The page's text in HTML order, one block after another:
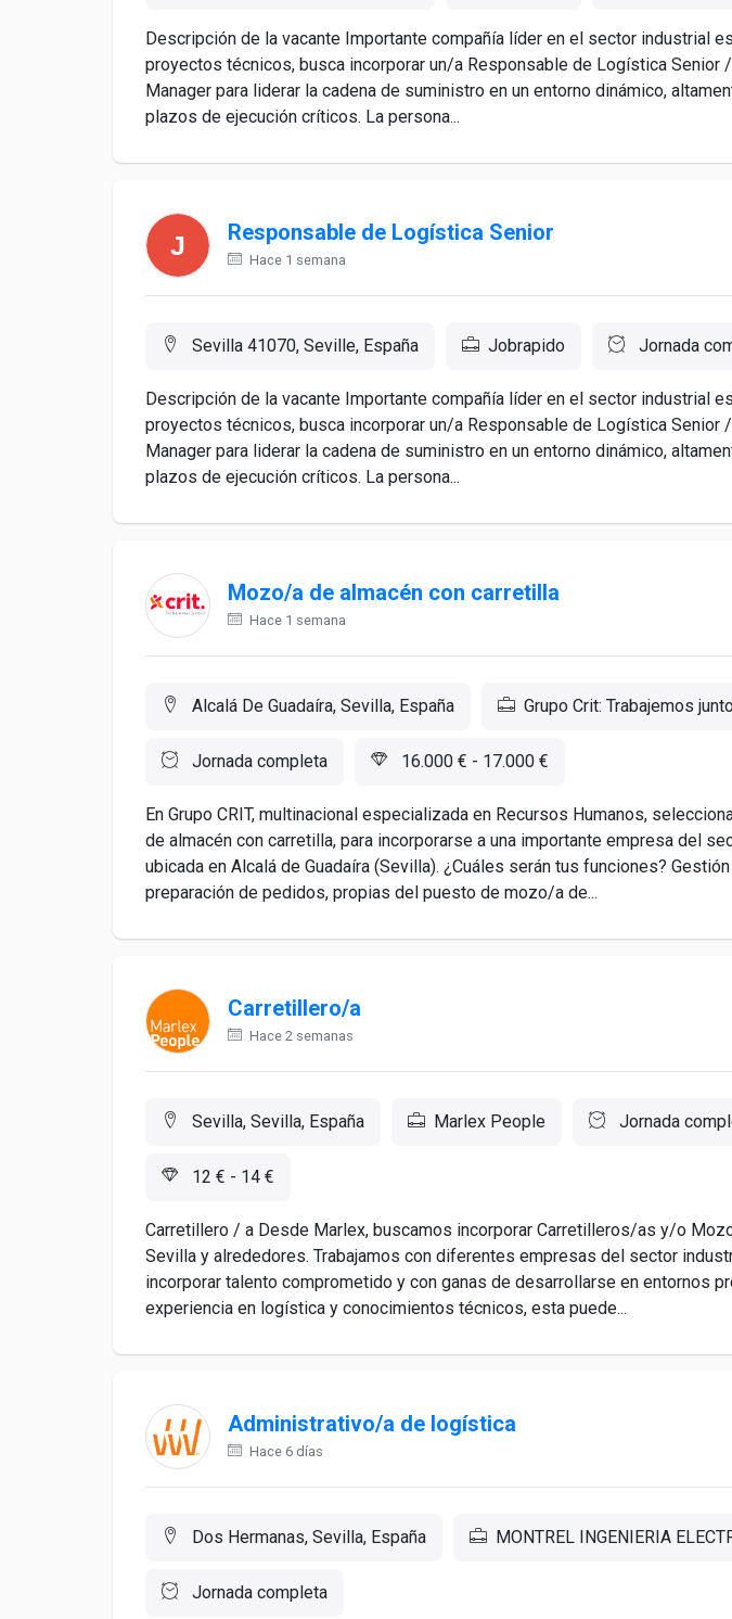
Descripción de la vacante Importante compañía líder en el sector industrial
proyectos técnicos, busca incorporar un/a Responsable de Logística Senior
Manager para liderar la cadena de suministro en un entorno dinámico,
plazos de ejecución críticos. La persona...
Responsable de Logística Senior
Hace 1 semana
Sevilla 41070, Seville, España Jobrapido Jornada
Descripción de la vacante Importante compañía líder en el sector industrial
proyectos técnicos, busca incorporar un/a Responsable de Logística Senior
Manager para liderar la cadena de suministro en un entorno dinámico,
plazos de ejecución críticos. La persona...
Mozo/a de almacén con carretilla
Hace 1 semana
Alcalá De Guadaíra, Sevilla, España Grupo Crit: Trabajemos
Jornada completa 16.000 € - 17.000 €
En Grupo CRIT, multinacional especializada en Recursos Humanos,
de almacén con carretilla, para incorporarse a una importante empresa del
ubicada en Alcalá de Guadaíra (Sevilla). ¿Cuáles serán tus funciones?
preparación de pedidos, propias del puesto de mozo/a de...
Carretillero/a
Hace 2 semanas
Sevilla, Sevilla, España Marlex People Jornada
12 € - 14 €
Carretillero / a Desde Marlex, buscamos incorporar Carretilleros/as y/o
Sevilla y alrededores. Trabajamos con diferentes empresas del sector
incorporar talento comprometido y con ganas de desarrollarse en entornos
experiencia en logística y conocimientos técnicos, esta puede...
Administrativo/a de logística
Hace 6 días
Dos Hermanas, Sevilla, España MONTREL INGENIERIA
Jornada completa